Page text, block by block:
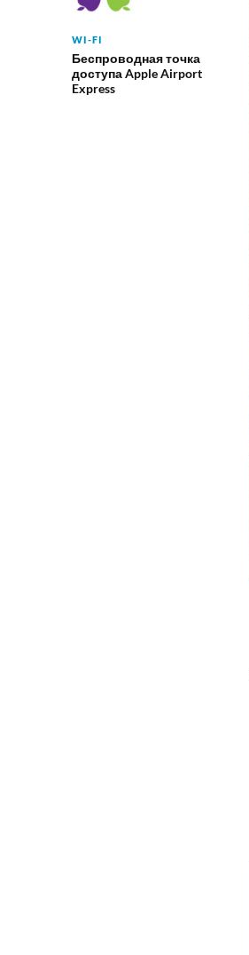
WI-FI
Беспроводная точка
доступа Apple Airport
Express